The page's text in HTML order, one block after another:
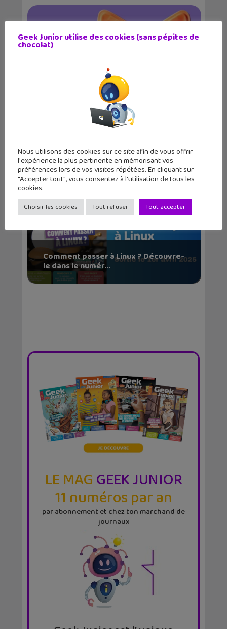
Tuto Coding : l’art génératif avec
Comment passer à Linux ? Découvre-
le dans le numér...
LE MAGGEEK JUNIOR
11 numéros par an
par abonnement et chez ton marchand de
journaux
Geek Junior utilise des cookies (sans pépites de
chocolat)
Nous utilisons des cookies sur ce site afin de vous offrir
l'expérience la plus pertinente en mémorisant vos
préférences lors de vos visites répétées. En cliquant sur
"Accepter tout", vous consentez à l'utilisation de tous les
cookies.
Choisir les cookies Tout refuser Tout accepter